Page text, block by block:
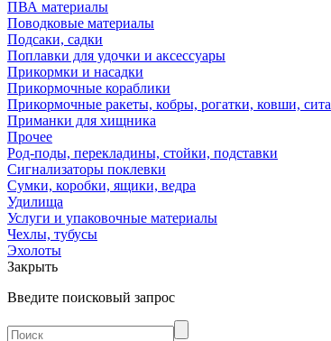
ПВА материалы
Поводковые материалы
Подсаки, садки
Поплавки для удочки и аксессуары
Прикормки и насадки
Прикормочные кораблики
Прикормочные ракеты, кобры, рогатки, ковши, сита
Приманки для хищника
Прочее
Род-поды, перекладины, стойки, подставки
Сигнализаторы поклевки
Сумки, коробки, ящики, ведра
Удилища
Услуги и упаковочные материалы
Чехлы, тубусы
Эхолоты
Закрыть
Введите поисковый запрос